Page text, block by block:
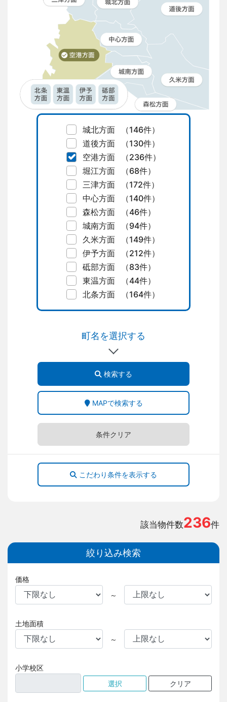
城北方面
（146件）
道後方面
（130件）
空港方面
（236件）
堀江方面
（68件）
三津方面
（172件）
中心方面
（140件）
森松方面
（46件）
城南方面
（94件）
久米方面
（149件）
伊予方面
（212件）
砥部方面
（83件）
東温方面
（44件）
北条方面
（164件）
町名を選択する
検索する
MAPで検索する
条件クリア
こだわり条件を表示する
該当物件数236件
絞り込み検索
価格
～
土地面積
～
小学校区